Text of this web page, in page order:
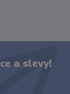
a slevy!